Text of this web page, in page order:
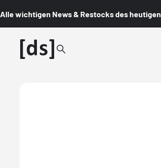
Alle wichtigen News & Restocks des heutigen